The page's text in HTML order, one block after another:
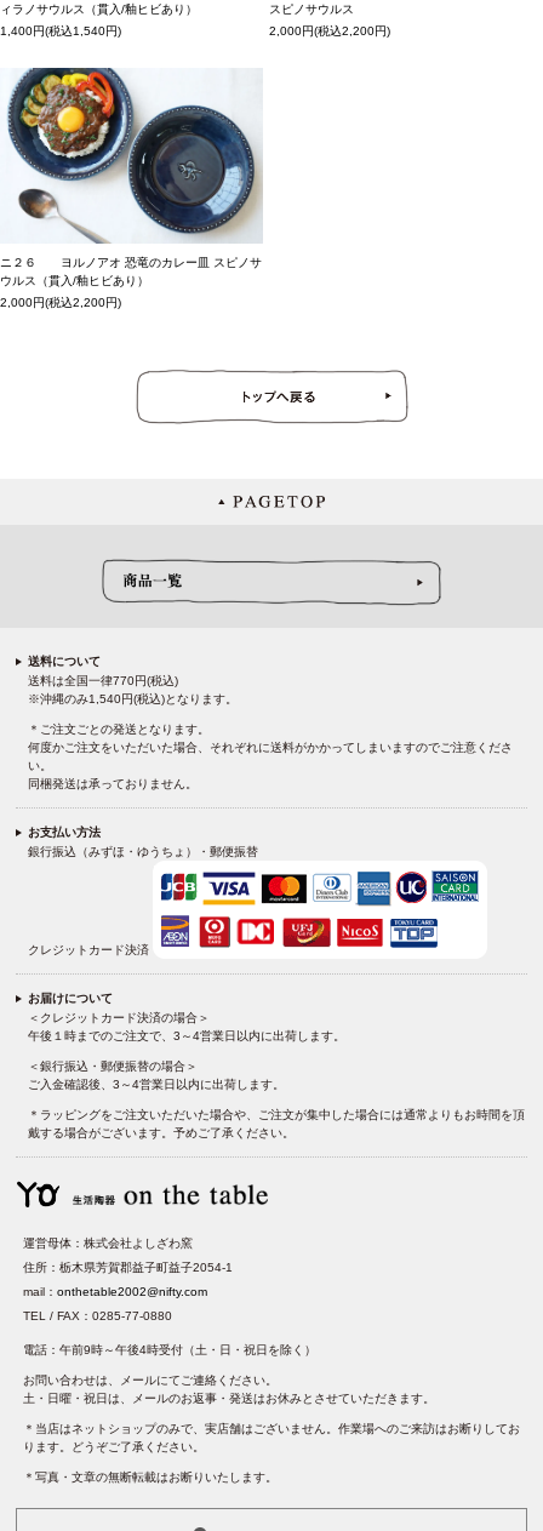
ィラノサウルス（貫入/釉ヒビあり）
1,400円(税込1,540円)
スピノサウルス
2,000円(税込2,200円)
ニ２６ ヨルノアオ 恐竜のカレー皿 スピノサ
ウルス（貫入/釉ヒビあり）
2,000円(税込2,200円)
送料について
送料は全国一律770円(税込)
※沖縄のみ1,540円(税込)となります。
＊ご注文ごとの発送となります。
何度かご注文をいただいた場合、それぞれに送料がかかってしまいますのでご注意くださ
い。
同梱発送は承っておりません。
お支払い方法
銀行振込（みずほ・ゆうちょ）・郵便振替
クレジットカード決済
お届けについて
＜クレジットカード決済の場合＞
午後１時までのご注文で、3～4営業日以内に出荷します。
＜銀行振込・郵便振替の場合＞
ご入金確認後、3～4営業日以内に出荷します。
＊ラッピングをご注文いただいた場合や、ご注文が集中した場合には通常よりもお時間を頂
戴する場合がございます。予めご了承ください。
運営母体：株式会社よしざわ窯
住所：栃木県芳賀郡益子町益子2054-1
mail：onthetable2002@nifty.com
TEL / FAX：0285-77-0880
電話：午前9時～午後4時受付（土・日・祝日を除く）
お問い合わせは、メールにてご連絡ください。
土・日曜・祝日は、メールのお返事・発送はお休みとさせていただきます。
＊当店はネットショップのみで、実店舗はございません。作業場へのご来訪はお断りしてお
ります。どうぞご了承ください。
＊写真・文章の無断転載はお断りいたします。